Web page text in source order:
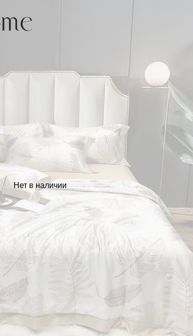
Нет в наличии